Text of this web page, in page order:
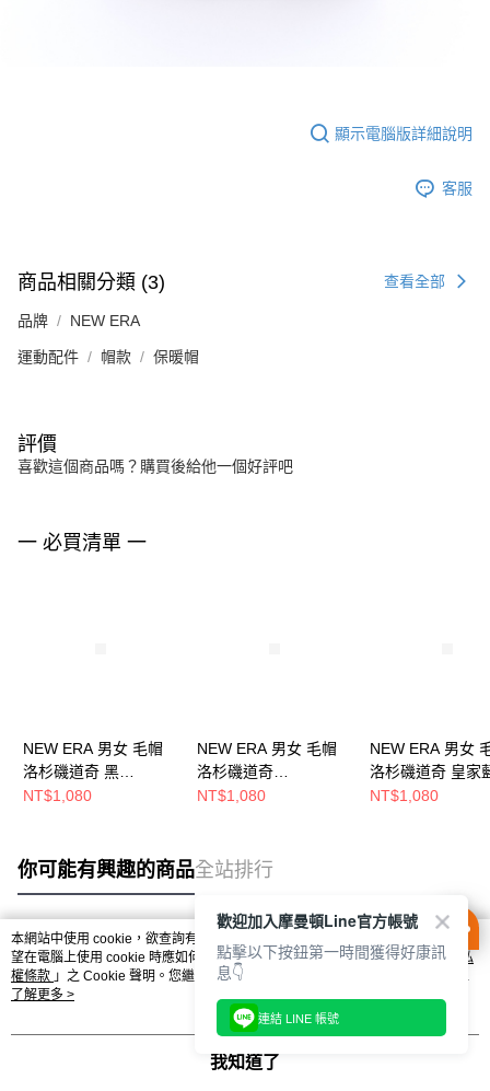
顯示電腦版詳細說明
客服
商品相關分類 (3) 查看全部
品牌 NEW ERA
運動配件 帽款 保暖帽
評價
喜歡這個商品嗎？購買後給他一個好評吧
一 必買清單 一
NEW ERA 男女 毛帽
洛杉磯道奇 黑
NE70730186
NT$1,080
NEW ERA 男女 毛帽
洛杉磯道奇
NE70730187
NT$1,080
NEW ERA 男女
洛杉磯道奇 皇家
NE70730206
NT$1,080
你可能有興趣的商品全站排行
熱門標籤
本網站中使用 cookie，欲查詢有關本網站使用 cookie 方式之詳情，及若您不希
望在電腦上使用 cookie 時應如何變更電腦的 cookie 設定，請參閱本網站「
隱私
權條款 」之 Cookie 聲明。您繼續使用本網站即表示您同意本公司得按本網站使
用條款之 Cookie 聲明使用 cookie。
了解更多 >
我知道了
歡迎加入摩曼頓Line官方帳號
點擊以下按鈕第一時間獲得好康訊
息👇
連結 LINE 帳號